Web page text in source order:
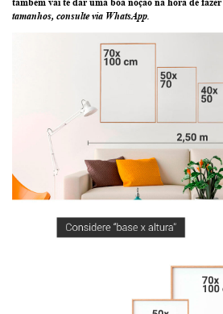
tamanhos, consulte via WhatsApp.